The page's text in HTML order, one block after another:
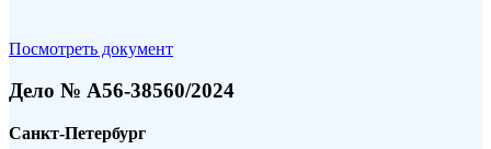
Посмотреть документ
Дело № А56-38560/2024
Санкт-Петербург